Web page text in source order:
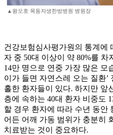
▲왕오호 목동자생한방병원 병원장
건강보험심사평가원의 통계에
자 중 50대 이상이 약 80%를
14만 명으로 연중 가장 많은 모
이가 들면 자연스레 오는 질환
홀한 환자들이 있다. 하지만 앞
층에 속하는 40대 환자 비중도
할 경우 환자에 따라 수년 동안
어든 어깨 가동 범위가 충분히
치료받는 것이 중요하다.